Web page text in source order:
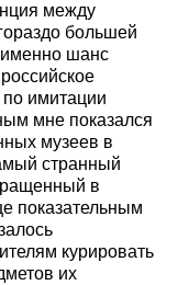
между
большей
шанс
имитации
мне показался
музеев в
странный
в
показательным
курировать
их